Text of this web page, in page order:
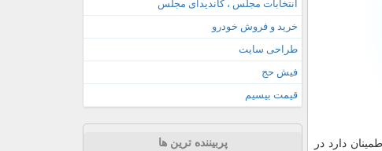
دارد در
انتخابات مجلس ، کاندیدای مجلس
خرید و فروش خودرو
طراحی سایت
فیش حج
قیمت بیسیم
پربیننده ترین ها